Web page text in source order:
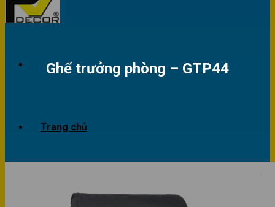
Trang chủ
Ghế trưởng phòng – GTP44